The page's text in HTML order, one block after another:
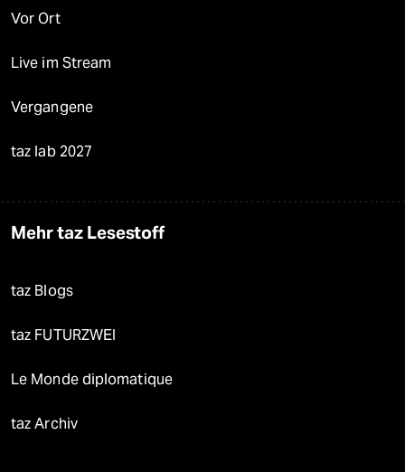
Vor Ort
Live im Stream
Vergangene
taz lab 2027
Mehr taz Lesestoff
taz Blogs
taz FUTURZWEI
Le Monde diplomatique
taz Archiv